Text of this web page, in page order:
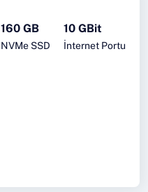
160 GB
NVMe SSD
10 GBit
İnternet Portu